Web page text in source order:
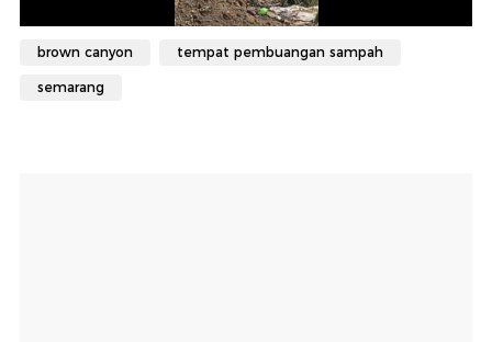
brown canyon tempat pembuangan sampah
semarang